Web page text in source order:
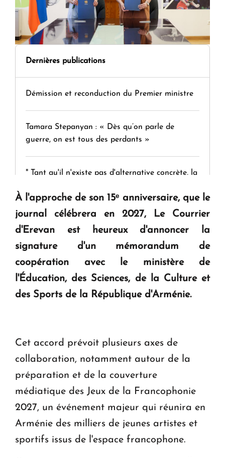
Dernières publications
Démission et reconduction du Premier ministre
Tamara Stepanyan : « Dès qu’on parle de
guerre, on est tous des perdants »
" Tant qu'il n'existe pas d'alternative concrète, la
KASA : 30 ans d'audace, de résilience et d'avenir
en Arménie
Le premier hôtel Hyatt Regency d'Arménie
ouvrira ses portes à Dilijan
À l'approche de son 15ᵉ anniversaire, que le
journal célébrera en 2027, Le Courrier
d'Erevan est heureux d'annoncer la
signature d'un mémorandum de
coopération avec le ministère de
l'Éducation, des Sciences, de la Culture et
des Sports de la République d'Arménie.
Cet accord prévoit plusieurs axes de
collaboration, notamment autour de la
préparation et de la couverture
médiatique des Jeux de la Francophonie
2027, un événement majeur qui réunira en
Arménie des milliers de jeunes artistes et
sportifs issus de l'espace francophone.